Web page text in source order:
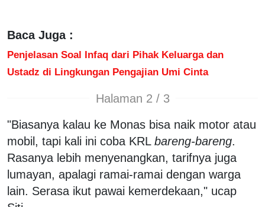
Baca Juga :
Penjelasan Soal Infaq dari Pihak Keluarga dan
Ustadz di Lingkungan Pengajian Umi Cinta
Halaman 2 / 3
"Biasanya kalau ke Monas bisa naik motor atau
mobil, tapi kali ini coba KRL bareng-bareng.
Rasanya lebih menyenangkan, tarifnya juga
lumayan, apalagi ramai-ramai dengan warga
lain. Serasa ikut pawai kemerdekaan," ucap